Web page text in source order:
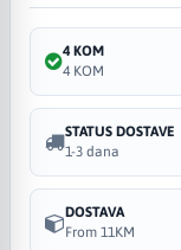
4 KOM
4 KOM
STATUS DOSTAVE
1-3 dana
DOSTAVA
From 11KM